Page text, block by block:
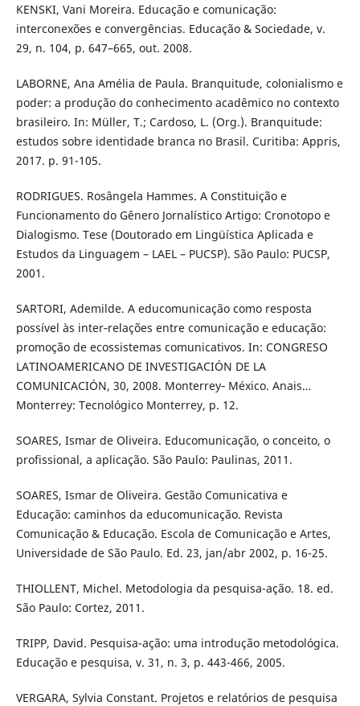
KENSKI, Vani Moreira. Educação e comunicação:
interconexões e convergências. Educação & Sociedade, v.
29, n. 104, p. 647–665, out. 2008.
LABORNE, Ana Amélia de Paula. Branquitude, colonialismo e
poder: a produção do conhecimento acadêmico no contexto
brasileiro. In: Müller, T.; Cardoso, L. (Org.). Branquitude:
estudos sobre identidade branca no Brasil. Curitiba: Appris,
2017. p. 91-105.
RODRIGUES. Rosângela Hammes. A Constituição e
Funcionamento do Gênero Jornalístico Artigo: Cronotopo e
Dialogismo. Tese (Doutorado em Lingüística Aplicada e
Estudos da Linguagem – LAEL – PUCSP). São Paulo: PUCSP,
2001.
SARTORI, Ademilde. A educomunicação como resposta
possível às inter‐relações entre comunicação e educação:
promoção de ecossistemas comunicativos. In: CONGRESO
LATINOAMERICANO DE INVESTIGACIÓN DE LA
COMUNICACIÓN, 30, 2008. Monterrey‐ México. Anais…
Monterrey: Tecnológico Monterrey, p. 12.
SOARES, Ismar de Oliveira. Educomunicação, o conceito, o
profissional, a aplicação. São Paulo: Paulinas, 2011.
SOARES, Ismar de Oliveira. Gestão Comunicativa e
Educação: caminhos da educomunicação. Revista
Comunicação & Educação. Escola de Comunicação e Artes,
Universidade de São Paulo. Ed. 23, jan/abr 2002, p. 16-25.
THIOLLENT, Michel. Metodologia da pesquisa-ação. 18. ed.
São Paulo: Cortez, 2011.
TRIPP, David. Pesquisa-ação: uma introdução metodológica.
Educação e pesquisa, v. 31, n. 3, p. 443-466, 2005.
VERGARA, Sylvia Constant. Projetos e relatórios de pesquisa